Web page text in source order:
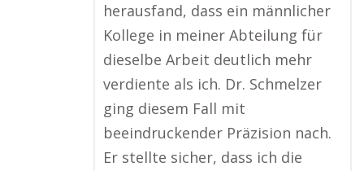
herausfand, dass ein männlicher
Kollege in meiner Abteilung für
dieselbe Arbeit deutlich mehr
verdiente als ich. Dr. Schmelzer
ging diesem Fall mit
beeindruckender Präzision nach.
Er stellte sicher, dass ich die